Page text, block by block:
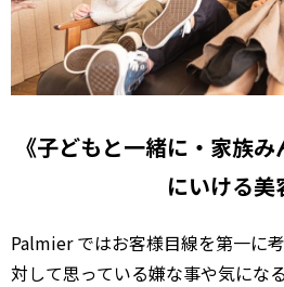
《子どもと一緒に・家族
にいける美
Palmier ではお客様目線を第一に
対して思っている嫌な事や気にな